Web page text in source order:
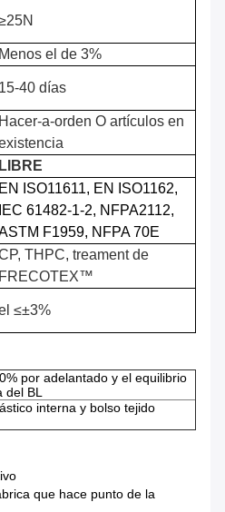
Menos el de 3%
15-40 días
Hacer-a-orden O artículos en
LIBRE
EN ISO11611, EN ISO1162,
IEC 61482-1-2, NFPA2112,
F1959, NFPA 70E
THPC, treament de
FRECOTEX™
≤±3%
por adelantado y el equilibrio
del BL
interna y bolso tejido
que hace punto de la